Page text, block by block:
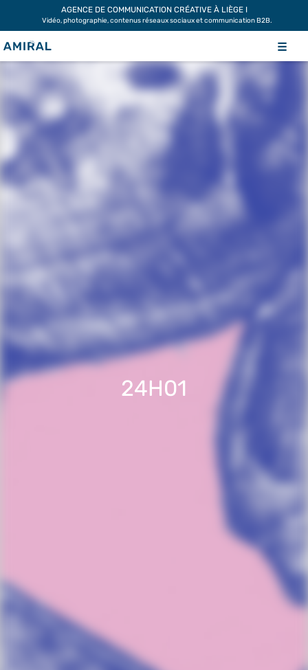
content
AGENCE DE COMMUNICATION CRÉATIVE À LIÈGE I
Vidéo, photographie, contenus réseaux sociaux et communication B2B.
☰
24H01